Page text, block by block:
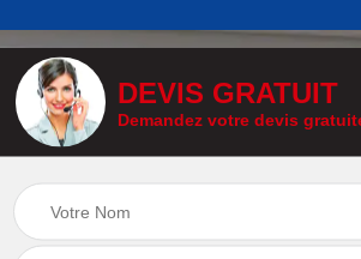
Peinture Extérieure
87 Haute-Vienne
DEVIS GRATUIT
Demandez votre devis